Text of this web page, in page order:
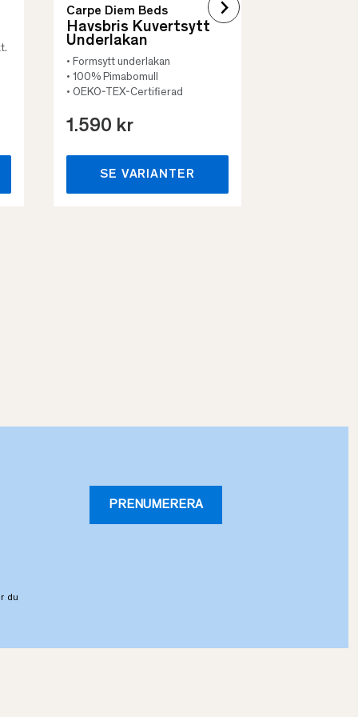
Carpe Diem Beds
Havsbris Kuvertsytt
Underlakan
• Formsytt underlakan
• 100% Pimabomull
• OEKO-TEX-Certifierad
1.590 kr
SE VARIANTER
PRENUMERERA
du